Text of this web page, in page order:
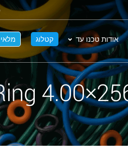
אודות טכנו עד קטלוג מלאי